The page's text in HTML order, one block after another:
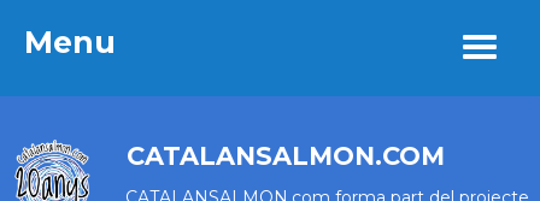
Menu
CATALANSALMON.COM
Menu